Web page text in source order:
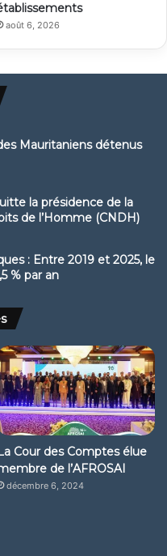
août 6, 2026
Mauritaniens détenus
la présidence de la
de l’Homme (CNDH)
: Entre 2019 et 2025, le
% par an
Cour des Comptes élue
de l’AFROSAI
décembre 6, 2024